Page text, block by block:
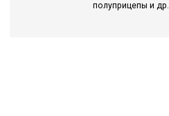
полуприцепы и др.